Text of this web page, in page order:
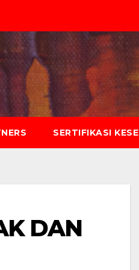
SERTIFIKASI
DAN